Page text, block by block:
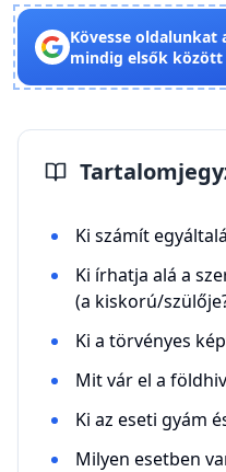
Kövesse oldalunkat
mindig elsők
Ki számít
Ki írhatja alá a
(a kiskorú/
Ki a törvényes
Mit vár el a
Ki az eseti gyám
Milyen esetben